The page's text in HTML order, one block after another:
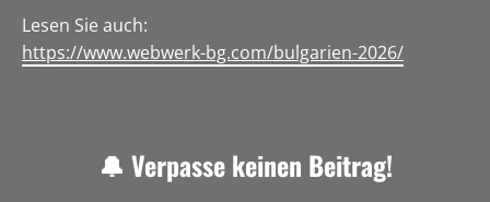
Lesen Sie auch:
https://www.webwerk-bg.com/bulgarien-2026/
🔔 Verpasse keinen Beitrag!